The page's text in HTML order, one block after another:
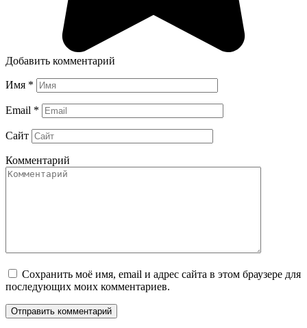
Добавить комментарий
Имя *
Email *
Сайт
Комментарий
Сохранить моё имя, email и адрес сайта в этом браузере для
последующих моих комментариев.